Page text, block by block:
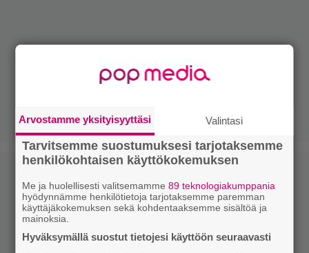
Arvostamme yksityisyyttäsi Valintasi
Tarvitsemme suostumuksesi tarjotaksemme
henkilökohtaisen käyttökokemuksen
Me ja huolellisesti valitsemamme89 teknologiakumppania
hyödynnämme henkilötietoja tarjotaksemme paremman
käyttäjäkokemuksen sekä kohdentaaksemme sisältöä ja
mainoksia.
Hyväksymällä suostut tietojesi käyttöön seuraavasti